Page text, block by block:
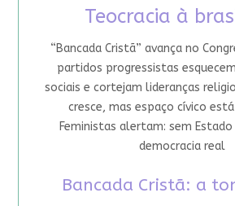
Teocracia à
“Bancada Cristã” avança no
partidos progressistas
sociais e cortejam lideranças
cresce, mas espaço cívico
Feministas alertam: sem
democracia real
Bancada Cristã: a